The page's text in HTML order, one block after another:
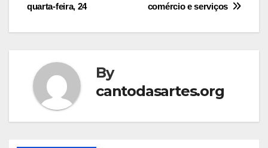
comércio e serviços
quarta-feira, 24
By
cantodasartes.org